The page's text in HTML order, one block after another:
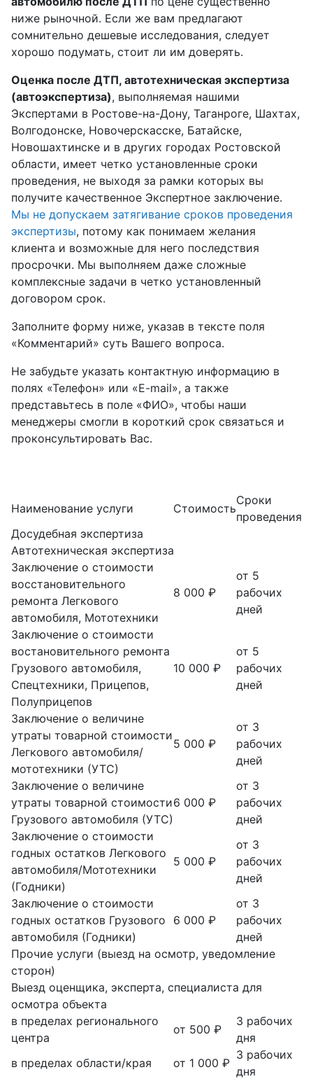
ниже рыночной. Если же вам предлагают
сомнительно дешевые исследования, следует
хорошо подумать, стоит ли им доверять.
Оценка после ДТП, автотехническая экспертиза
(автоэкспертиза), выполняемая нашими
Экспертами в Ростове-на-Дону, Таганроге, Шахтах,
Волгодонске, Новочерскасске, Батайске,
Новошахтинске и в других городах Ростовской
области, имеет четко установленные сроки
проведения, не выходя за рамки которых вы
получите качественное Экспертное заключение.
Мы не допускаем затягивание сроков проведения
экспертизы, потому как понимаем желания
клиента и возможные для него последствия
просрочки. Мы выполняем даже сложные
комплексные задачи в четко установленный
договором срок.
Заполните форму ниже, указав в тексте поля
«Комментарий» суть Вашего вопроса.
Не забудьте указать контактную информацию в
полях «Телефон» или «E-mail», а также
представьтесь в поле «ФИО», чтобы наши
менеджеры смогли в короткий срок связаться и
проконсультировать Вас.
Наименование услуги Стоимость
Сроки
проведения
Досудебная экспертиза
Автотехническая экспертиза
Заключение о стоимости
восстановительного
ремонта Легкового
автомобиля, Мототехники
8 000 ₽
от 5
рабочих
дней
Заключение о стоимости
востановительного ремонта
Грузового автомобиля,
Спецтехники, Прицепов,
Полуприцепов
10 000 ₽
от 5
рабочих
дней
Заключение о величине
утраты товарной стоимости
Легкового автомобиля/
мототехники (УТС)
5 000 ₽
от 3
рабочих
дней
Заключение о величине
утраты товарной стоимости
Грузового автомобиля (УТС)
6 000 ₽
от 3
рабочих
дней
Заключение о стоимости
годных остатков Легкового
автомобиля/Мототехники
(Годники)
5 000 ₽
от 3
рабочих
дней
Заключение о стоимости
годных остатков Грузового
автомобиля (Годники)
6 000 ₽
от 3
рабочих
дней
Прочие услуги (выезд на осмотр, уведомление
сторон)
Выезд оценщика, эксперта, специалиста для
осмотра объекта
в пределах регионального
центра
от 500 ₽
3 рабочих
дня
в пределах области/края
от 1 000 ₽
3 рабочих
дня